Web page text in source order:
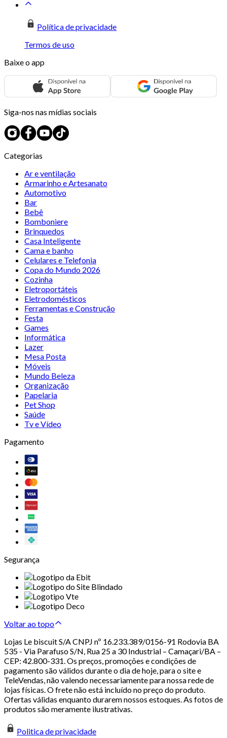
Política de privacidade
Termos de uso
Baixe o app
Siga-nos nas mídias sociais
Categorias
Ar e ventilação
Armarinho e Artesanato
Automotivo
Bar
Bebê
Bomboniere
Brinquedos
Casa Inteligente
Cama e banho
Celulares e Telefonia
Copa do Mundo 2026
Cozinha
Eletroportáteis
Eletrodomésticos
Ferramentas e Construção
Festa
Games
Informática
Lazer
Mesa Posta
Móveis
Mundo Beleza
Organização
Papelaria
Pet Shop
Saúde
Tv e Vídeo
Pagamento
Segurança
Voltar ao topo
Lojas Le biscuit S/A CNPJ nº 16.233.389/0156-91 Rodovia BA
535 - Via Parafuso S/N, Rua 25 a 30 Industrial – Camaçari/BA –
CEP: 42.800-331. Os preços, promoções e condições de
pagamento são válidos durante o dia de hoje, para o site e
TeleVendas, não valendo necessariamente para nossa rede de
lojas físicas. O frete não está incluído no preço do produto.
Ofertas válidas enquanto durarem nossos estoques. As fotos de
produtos são meramente ilustrativas.
Politica de privacidade